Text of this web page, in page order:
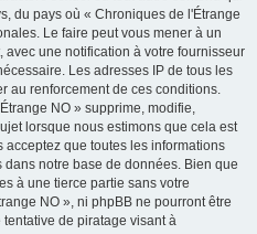
du pays où « Chroniques de l'Étrange
Le faire peut vous mener à un
une notification à votre fournisseur
Les adresses IP de tous les
au renforcement de ces conditions.
NO » supprime, modifie,
lorsque nous estimons que cela est
que toutes les informations
notre base de données. Bien que
à une tierce partie sans votre
NO », ni phpBB ne pourront être
de piratage visant à